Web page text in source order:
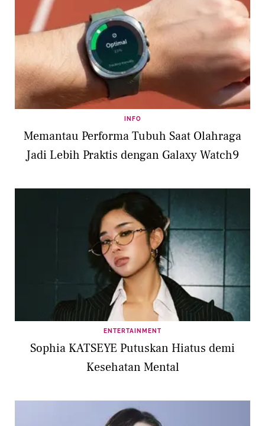
INFO
Memantau Performa Tubuh Saat Olahraga
Jadi Lebih Praktis dengan Galaxy Watch9
ENTERTAINMENT
Sophia KATSEYE Putuskan Hiatus demi
Kesehatan Mental